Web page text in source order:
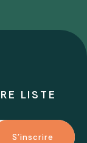
LISTE
S'inscrire